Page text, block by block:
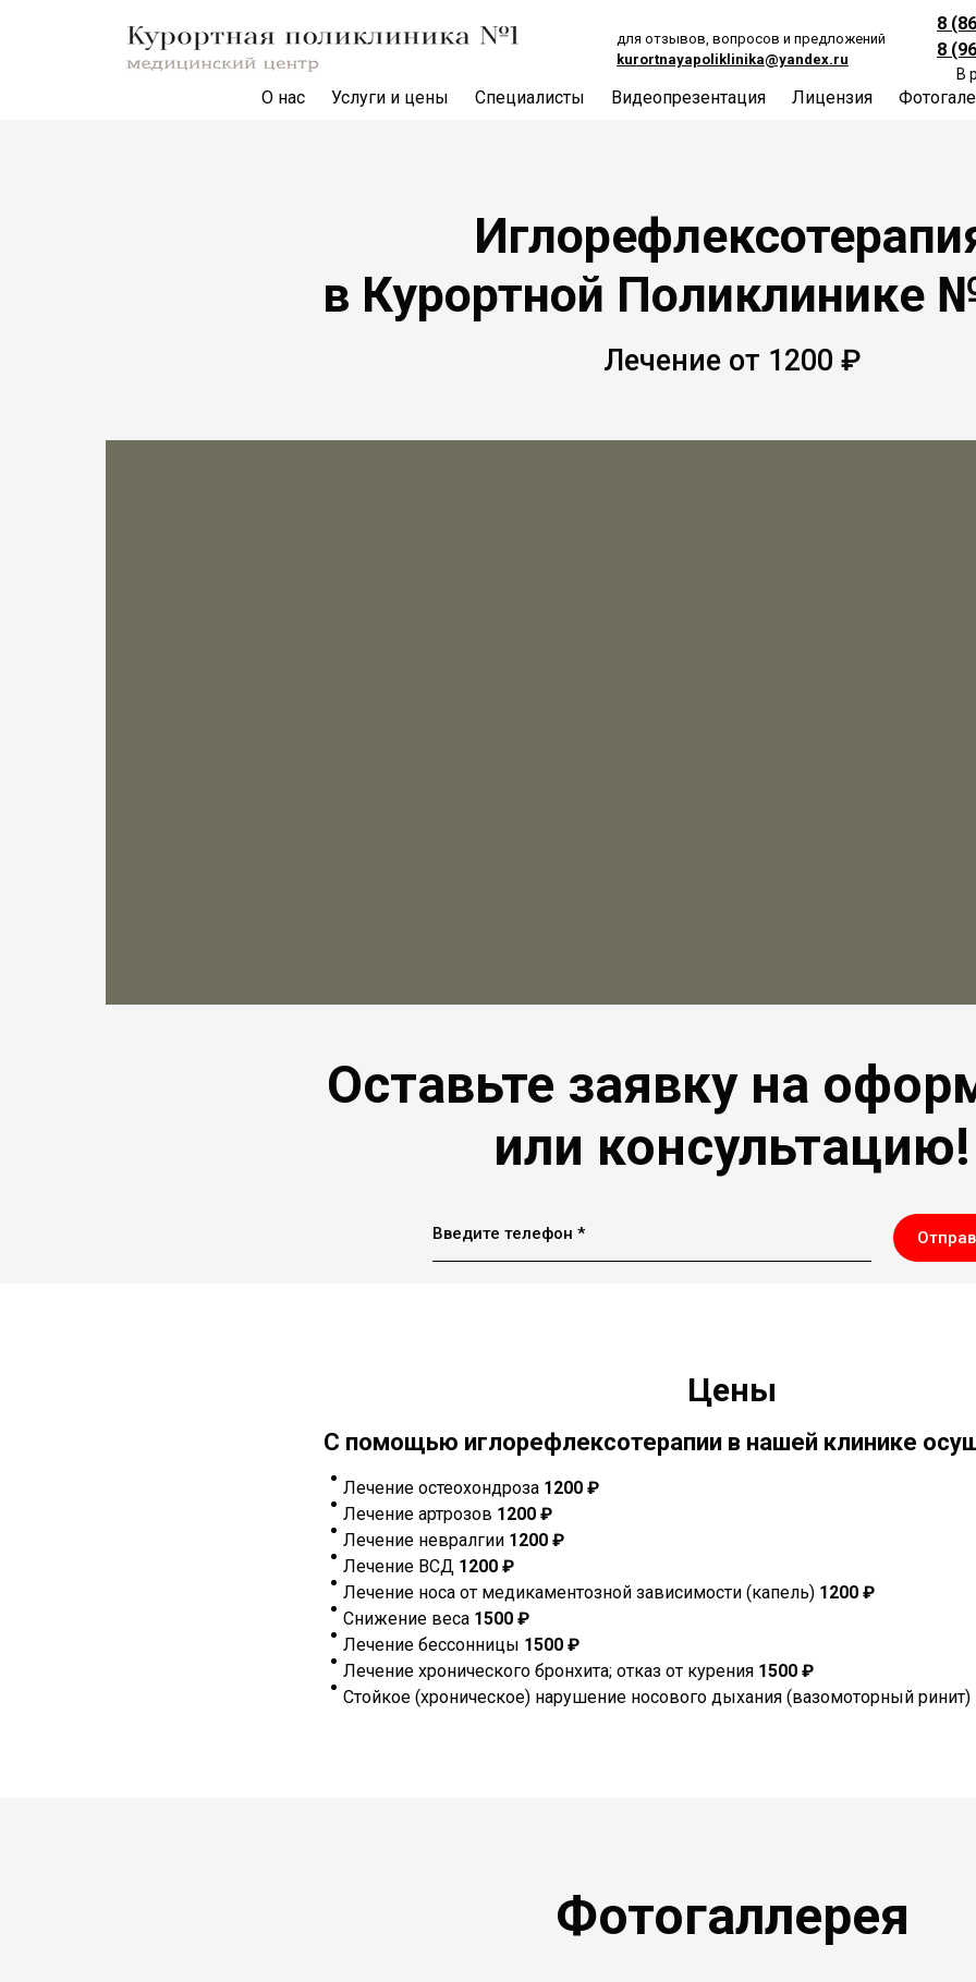
для отзывов, вопросов и предложений
kurortnayapoliklinika@yandex.ru
8
8
В
О нас Услуги и цены Специалисты Видеопрезентация Лицензия
в Курортной Поликлинике
Лечение от 1200 ₽
Оставьте заявку на
или консультацию!
Введите телефон *
Цены
С помощью иглорефлексотерапии в нашей клинике
Лечение остеохондроза 1200 ₽
Лечение артрозов 1200 ₽
Лечение невралгии 1200 ₽
Лечение ВСД 1200 ₽
Лечение носа от медикаментозной зависимости (капель) 1200 ₽
Снижение веса 1500 ₽
Лечение бессонницы 1500 ₽
Лечение хронического бронхита; отказ от курения 1500 ₽
Стойкое (хроническое) нарушение носового дыхания (вазомоторный ринит)
Фотогаллерея